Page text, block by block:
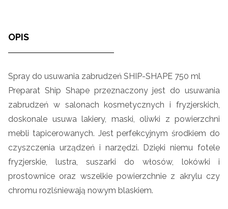
OPIS
Spray do usuwania zabrudzeń SHIP-SHAPE 750 ml
Preparat Ship Shape przeznaczony jest do usuwania
zabrudzeń w salonach kosmetycznych i fryzjerskich,
doskonale usuwa lakiery, maski, oliwki z powierzchni
mebli tapicerowanych. Jest perfekcyjnym środkiem do
czyszczenia urządzeń i narzędzi. Dzięki niemu fotele
fryzjerskie, lustra, suszarki do włosów, lokówki i
prostownice oraz wszelkie powierzchnie z akrylu czy
chromu rozlśniewają nowym blaskiem.